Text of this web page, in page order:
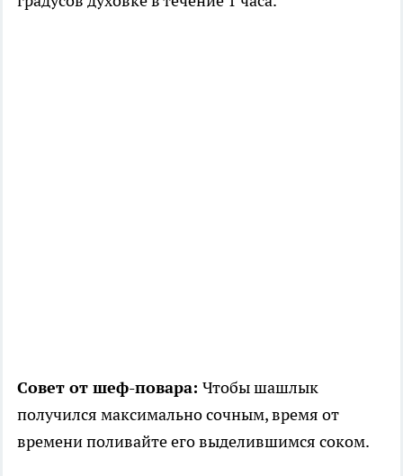
Совет от шеф-повара: Чтобы шашлык
получился максимально сочным, время от
времени поливайте его выделившимся соком.